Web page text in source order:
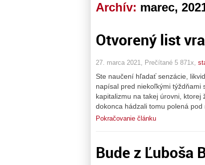
Archív: marec,
Otvorený list
27. marca 2021, Prečítané 5 871x,
Ste naučení hľadať senzácie,
napísal pred niekoľkými týždňami
kapitalizmu na takej úrovni, ktorej
dokonca hádzali tomu polená
Pokračovanie článku
Bude z Ľuboša